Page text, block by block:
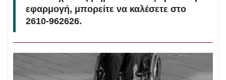
εφαρμογή, μπορείτε να καλέσετε στο
2610-962626.